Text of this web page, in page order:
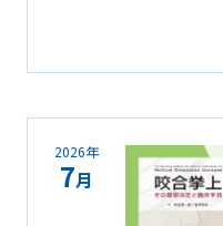
2026年
7月